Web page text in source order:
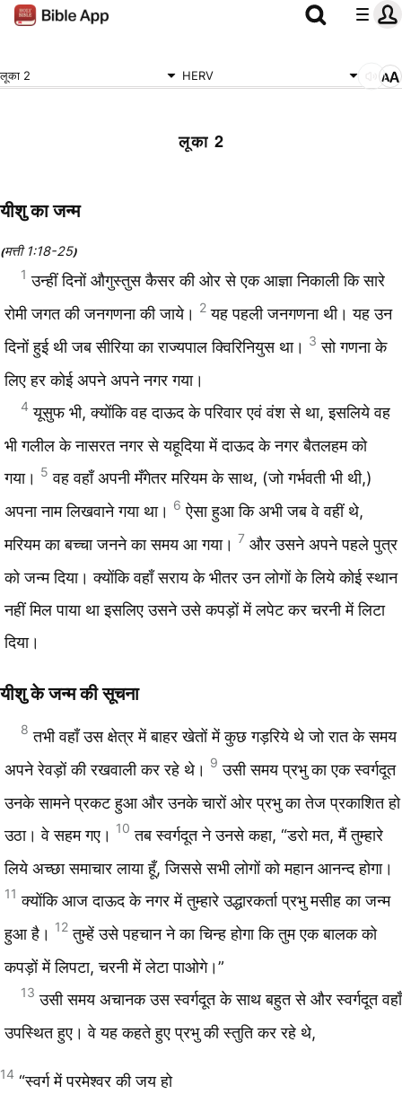
लूका 2 HERV
लूका 2
यीशु का जन्म
(मत्ती 1:18-25)
1 उन्हीं दिनों औगुस्तुस कैसर की ओर से एक आज्ञा निकाली कि सारे
रोमी जगत की जनगणना की जाये। 2 यह पहली जनगणना थी। यह उन
दिनों हुई थी जब सीरिया का राज्यपाल क्विरिनियुस था। 3 सो गणना के
लिए हर कोई अपने अपने नगर गया।
4 यूसुफ भी, क्योंकि वह दाऊद के परिवार एवं वंश से था, इसलिये वह
भी गलील के नासरत नगर से यहूदिया में दाऊद के नगर बैतलहम को
गया। 5 वह वहाँ अपनी मँगेतर मरियम के साथ, (जो गर्भवती भी थी,)
अपना नाम लिखवाने गया था। 6 ऐसा हुआ कि अभी जब वे वहीं थे,
मरियम का बच्चा जनने का समय आ गया। 7 और उसने अपने पहले पुत्र
को जन्म दिया। क्योंकि वहाँ सराय के भीतर उन लोगों के लिये कोई स्थान
नहीं मिल पाया था इसलिए उसने उसे कपड़ों में लपेट कर चरनी में लिटा
दिया।
यीशु के जन्म की सूचना
8 तभी वहाँ उस क्षेत्र में बाहर खेतों में कुछ गड़रिये थे जो रात के समय
अपने रेवड़ों की रखवाली कर रहे थे। 9 उसी समय प्रभु का एक स्वर्गदूत
उनके सामने प्रकट हुआ और उनके चारों ओर प्रभु का तेज प्रकाशित हो
उठा। वे सहम गए। 10 तब स्वर्गदूत ने उनसे कहा, “डरो मत, मैं तुम्हारे
लिये अच्छा समाचार लाया हूँ, जिससे सभी लोगों को महान आनन्द होगा।
11 क्योंकि आज दाऊद के नगर में तुम्हारे उद्धारकर्ता प्रभु मसीह का जन्म
हुआ है। 12 तुम्हें उसे पहचान ने का चिन्ह होगा कि तुम एक बालक को
कपड़ों में लिपटा, चरनी में लेटा पाओगे।”
13 उसी समय अचानक उस स्वर्गदूत के साथ बहुत से और स्वर्गदूत वहाँ
उपस्थित हुए। वे यह कहते हुए प्रभु की स्तुति कर रहे थे,
14 “स्वर्ग में परमेश्वर की जय हो